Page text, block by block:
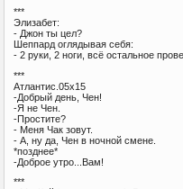
***
Элизабет:
- Джон ты цел?
Шеппард оглядывая себя:
- 2 руки, 2 ноги, всё остальное
***
Атлантис.05х15
-Добрый день, Чен!
-Я не Чен.
-Простите?
- Меня Чак зовут.
- А, ну да, Чен в ночной смене.
*позднее*
-Доброе утро...Вам!
***